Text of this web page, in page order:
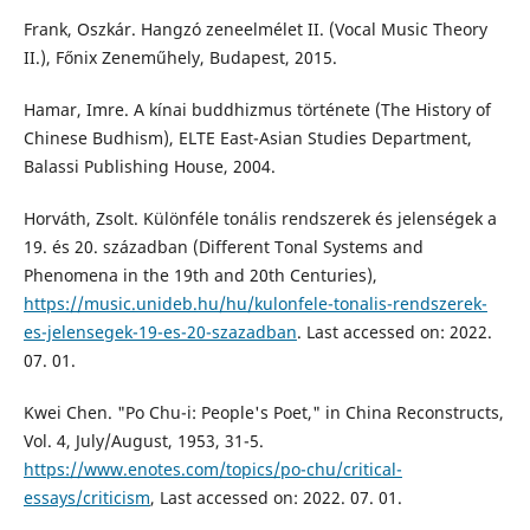
Frank, Oszkár. Hangzó zeneelmélet II. (Vocal Music Theory
II.), Főnix Zeneműhely, Budapest, 2015.
Hamar, Imre. A kínai buddhizmus története (The History of
Chinese Budhism), ELTE East-Asian Studies Department,
Balassi Publishing House, 2004.
Horváth, Zsolt. Különféle tonális rendszerek és jelenségek a
19. és 20. században (Different Tonal Systems and
Phenomena in the 19th and 20th Centuries),
https://music.unideb.hu/hu/kulonfele-tonalis-rendszerek-
es-jelensegek-19-es-20-szazadban. Last accessed on: 2022.
07. 01.
Kwei Chen. "Po Chu-i: People's Poet," in China Reconstructs,
Vol. 4, July/August, 1953, 31-5.
https://www.enotes.com/topics/po-chu/critical-
essays/criticism, Last accessed on: 2022. 07. 01.